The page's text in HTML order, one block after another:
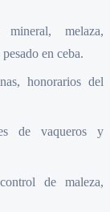
melaza,
en ceba.
honorarios del
de vaqueros y
de maleza,